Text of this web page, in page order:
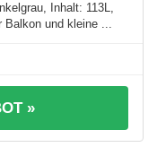
Inhalt: 113L,
Balkon und kleine ...
»